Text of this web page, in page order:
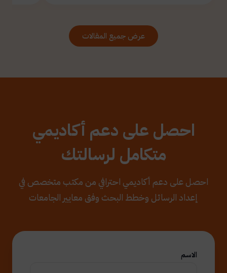
عرض جميع المقالات
احصل على دعم أكاديمي
متكامل لرسالتك
احصل على دعم أكاديمي احترافي من مكتب متخصص في
إعداد الرسائل وخطط البحث وفق معايير الجامعات
الاسم